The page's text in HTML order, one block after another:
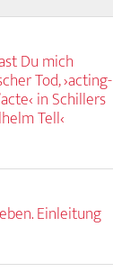
Du mich
Tod, ›acting-
in Schillers
Tell‹
Einleitung